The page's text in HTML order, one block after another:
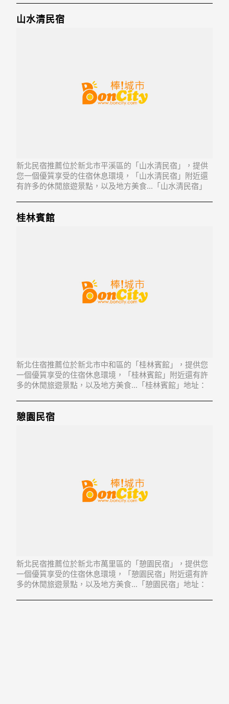
山水清民宿
新北民宿推薦位於新北市平溪區的「山水清民宿」，提供
您一個優質享受的住宿休息環境，「山水清民宿」附近還
有許多的休閒旅遊景點，以及地方美食...「山水清民宿」
桂林賓館
新北住宿推薦位於新北市中和區的「桂林賓館」，提供您
一個優質享受的住宿休息環境，「桂林賓館」附近還有許
多的休閒旅遊景點，以及地方美食...「桂林賓館」地址：
憩園民宿
新北民宿推薦位於新北市萬里區的「憩園民宿」，提供您
一個優質享受的住宿休息環境，「憩園民宿」附近還有許
多的休閒旅遊景點，以及地方美食...「憩園民宿」地址：